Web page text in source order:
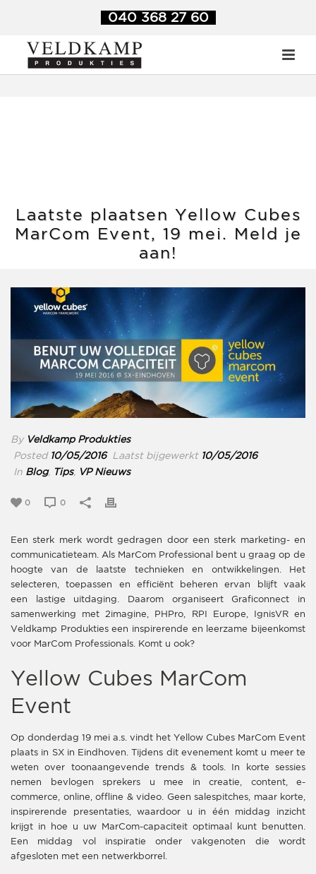
MarCom Event, 19 mei. Meld je aan!
040 368 27 60
Laatste plaatsen Yellow Cubes
MarCom Event, 19 mei. Meld je
aan!
By Veldkamp Produkties
Posted 10/05/2016Laatst bijgewerkt 10/05/2016
In Blog, Tips, VP Nieuws
0 0
Een sterk merk wordt gedragen door een sterk marketing- en
communicatieteam. Als MarCom Professional bent u graag op de
hoogte van de laatste technieken en ontwikkelingen. Het
selecteren, toepassen en efficiënt beheren ervan blijft vaak
een lastige uitdaging. Daarom organiseert Graficonnect in
samenwerking met 2imagine, PHPro, RPI Europe, IgnisVR en
Veldkamp Produkties een inspirerende en leerzame bijeenkomst
voor MarCom Professionals. Komt u ook?
Yellow Cubes MarCom
Event
Op donderdag 19 mei a.s. vindt het Yellow Cubes MarCom Event
plaats in SX in Eindhoven. Tijdens dit evenement komt u meer te
weten over toonaangevende trends & tools. In korte sessies
nemen bevlogen sprekers u mee in creatie, content, e-
commerce, online, offline & video. Geen salespitches, maar korte,
inspirerende presentaties, waardoor u in één middag inzicht
krijgt in hoe u uw MarCom-capaciteit optimaal kunt benutten.
Een middag vol inspiratie onder vakgenoten die wordt
afgesloten met een netwerkborrel.